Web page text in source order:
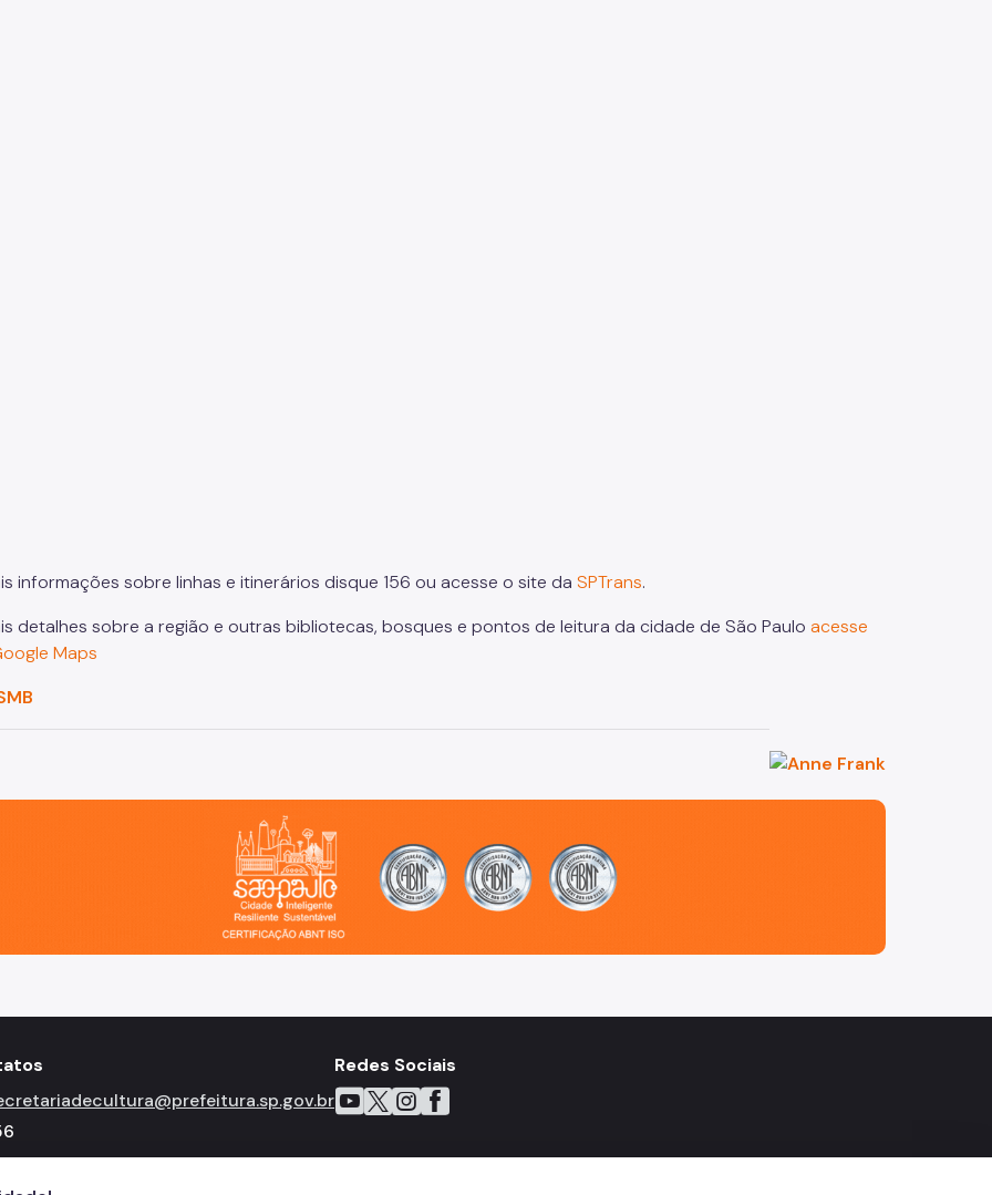
informações sobre linhas e itinerários disque 156 ou acesse o site da SPTrans.
detalhes sobre a região e outras bibliotecas, bosques e pontos de leitura da cidade de São Paulo acesse
Maps
cidade inteligente, resiliente e sustentável
Redes Sociais
Icone do YouTube
Icone do X
Icone do Instagram
Icone do Facebook
Icone do Flickr